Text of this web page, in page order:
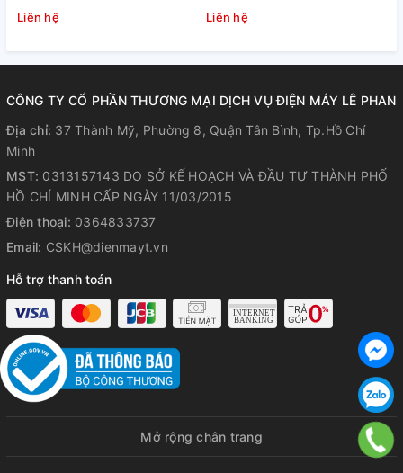
Liên hệ Liên hệ
CÔNG TY CỔ PHẦN THƯƠNG MẠI DỊCH VỤ ĐIỆN MÁY LÊ PHAN
Địa chỉ: 37 Thành Mỹ, Phường 8, Quận Tân Bình, Tp.Hồ Chí
Minh
MST: 0313157143 DO SỞ KẾ HOẠCH VÀ ĐẦU TƯ THÀNH PHỐ
HỒ CHÍ MINH CẤP NGÀY 11/03/2015
Điện thoại: 0364833737
Email: CSKH@dienmayt.vn
Hỗ trợ thanh toán
Mở rộng chân trang